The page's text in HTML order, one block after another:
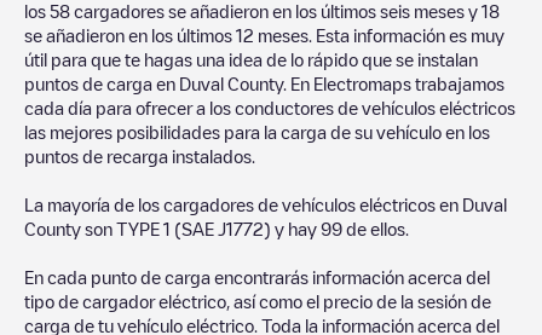
los 58 cargadores se añadieron en los últimos seis meses y 18
se añadieron en los últimos 12 meses. Esta información es muy
útil para que te hagas una idea de lo rápido que se instalan
puntos de carga en Duval County. En Electromaps trabajamos
cada día para ofrecer a los conductores de vehículos eléctricos
las mejores posibilidades para la carga de su vehículo en los
puntos de recarga instalados.
La mayoría de los cargadores de vehículos eléctricos en Duval
County son TYPE 1 (SAE J1772) y hay 99 de ellos.
En cada punto de carga encontrarás información acerca del
tipo de cargador eléctrico, así como el precio de la sesión de
carga de tu vehículo eléctrico. Toda la información acerca del